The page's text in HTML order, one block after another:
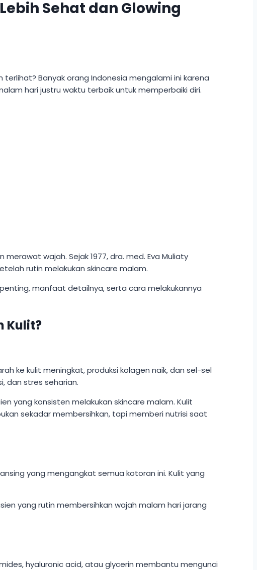
Sehat dan Glowing
Banyak orang Indonesia mengalami ini karena
hari justru waktu terbaik untuk memperbaiki diri.
wajah. Sejak 1977, dra. med. Eva Muliaty
rutin melakukan skincare malam.
manfaat detailnya, serta cara melakukannya
Kulit?
ke kulit meningkat, produksi kolagen naik, dan sel-sel
dan stres seharian.
yang konsisten melakukan skincare malam. Kulit
sekadar membersihkan, tapi memberi nutrisi saat
yang mengangkat semua kotoran ini. Kulit yang
yang rutin membersihkan wajah malam hari jarang
hyaluronic acid, atau glycerin membantu mengunci